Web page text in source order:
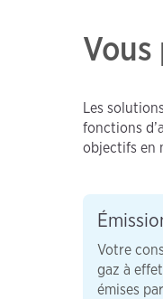
Les
fonctions
objectifs en
Votre
gaz à
émises